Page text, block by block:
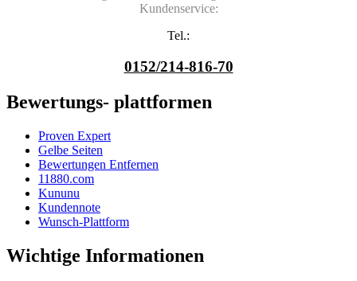
Kundenservice:
Tel.:
0152/214-816-70
Bewertungs- plattformen
Proven Expert
Gelbe Seiten
Bewertungen Entfernen
11880.com
Kununu
Kundennote
Wunsch-Plattform
Wichtige Informationen